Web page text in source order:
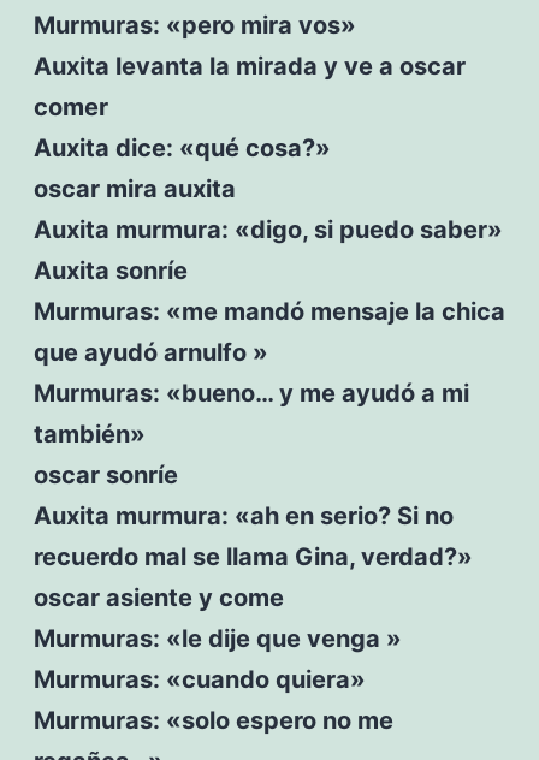
Murmuras: «pero mira vos»
Auxita levanta la mirada y ve a oscar
comer
Auxita dice: «qué cosa?»
oscar mira auxita
Auxita murmura: «digo, si puedo saber»
Auxita sonríe
Murmuras: «me mandó mensaje la chica
que ayudó arnulfo »
Murmuras: «bueno… y me ayudó a mi
también»
oscar sonríe
Auxita murmura: «ah en serio? Si no
recuerdo mal se llama Gina, verdad?»
oscar asiente y come
Murmuras: «le dije que venga »
Murmuras: «cuando quiera»
Murmuras: «solo espero no me